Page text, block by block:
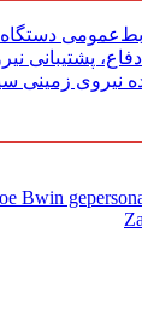
پشتیبانی
نیروی زمینی
Bwin